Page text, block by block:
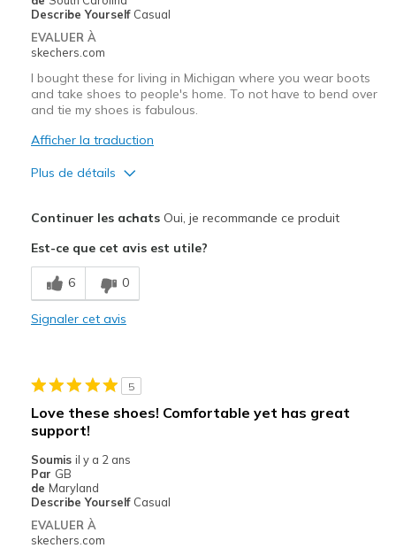
View On Shoes
Shoes are for Wearing
Describe Yourself Casual
EVALUER À
skechers.com
I bought these for living in Michigan where you wear boots
and take shoes to people's home. To not have to bend over
and tie my shoes is fabulous.
Afficher la traduction
Plus de détails
Comfortable
Les meilleures utilisations
Casual Wear
Sizing
Feels true to size
View On Shoes
I'm Into Shoes
Continuer les achatsOui, je recommande ce produit
Est-ce que cet avis est utile?
6 0
Signaler cet avis
5
Love these shoes! Comfortable yet has great
support!
Soumis il y a 2 ans
Par GB
de Maryland
Describe Yourself Casual
EVALUER À
skechers.com